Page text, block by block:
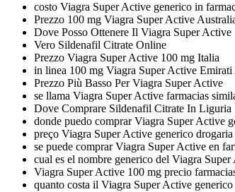
costo Viagra Super Active generico in
Prezzo 100 mg Viagra Super Active
Dove Posso Ottenere Il Viagra Super Active
Vero Sildenafil Citrate Online
Prezzo Viagra Super Active 100 mg Italia
in linea 100 mg Viagra Super Active
Prezzo Più Basso Per Viagra Super Active
se llama Viagra Super Active farmacias
Dove Comprare Sildenafil Citrate In Liguria
donde puedo comprar Viagra Super Active
preço Viagra Super Active generico drogaria
se puede comprar Viagra Super Active en
cual es el nombre generico del Viagra Super
Viagra Super Active 100 mg precio
quanto costa il Viagra Super Active generico